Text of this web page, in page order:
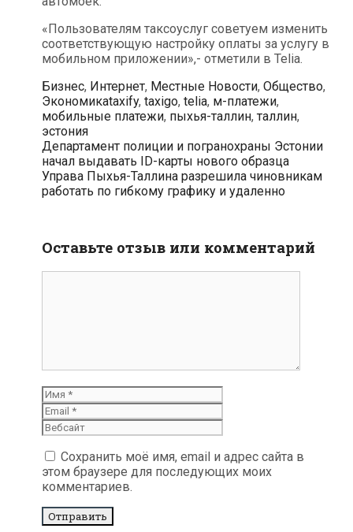
«Пользователям таксоуслуг советуем изменить
соответствующую настройку оплаты за услугу в
мобильном приложении»,- отметили в Telia.
Рубрики
Бизнес, Интернет, Местные Новости, Общество,
ЭкономикаМетки
taxify, taxigo, telia, м-платежи,
мобильные платежи, пыхья-таллин, таллин,
эстония
Навигация
по
записям
Департамент полиции и погранохраны Эстонии
начал выдавать ID-карты нового образца
Управа Пыхья-Таллина разрешила чиновникам
работать по гибкому графику и удаленно
Оставьте отзыв или комментарий
Имя
Сохранить моё имя, email и адрес сайта в
этом браузере для последующих моих
комментариев.